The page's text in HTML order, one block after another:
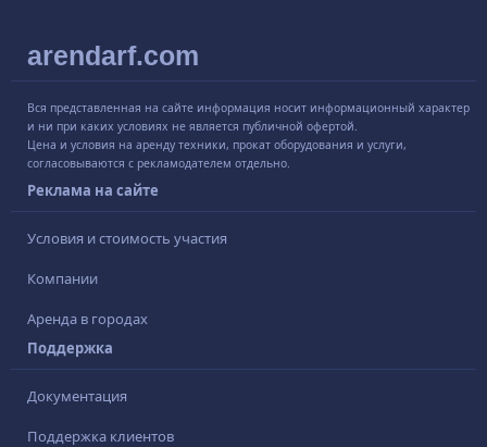
arendarf.com
Вся представленная на сайте информация носит информационный характер
и ни при каких условиях не является публичной офертой.
Цена и условия на аренду техники, прокат оборудования и услуги,
согласовываются с рекламодателем отдельно.
Реклама на сайте
Условия и стоимость участия
Компании
Аренда в городах
Поддержка
Документация
Поддержка клиентов